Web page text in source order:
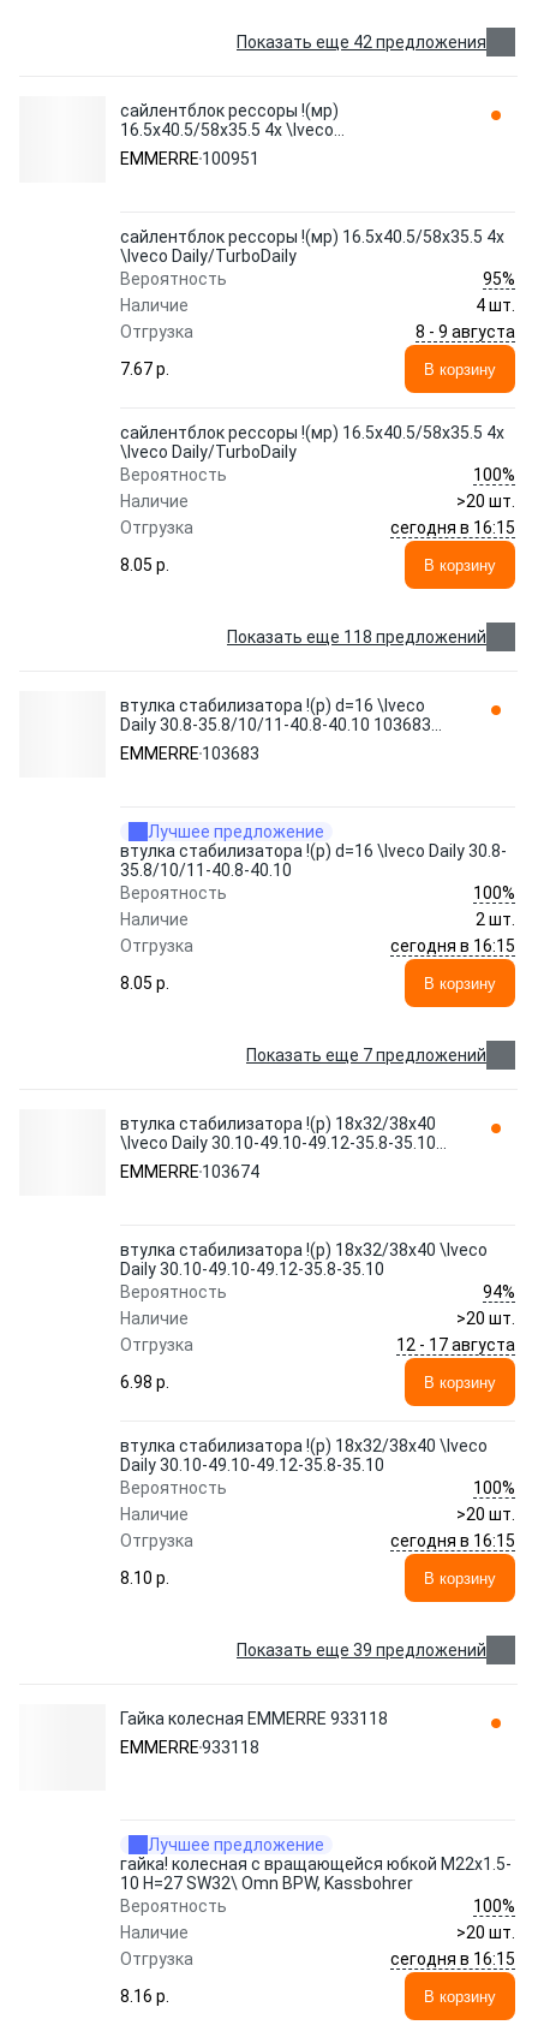
Показать еще 42 предложения
сайлентблок рессоры !(мр)
16.5x40.5/58x35.5 4x \Iveco
Daily/TurboDaily 100951 EMMERRE
EMMERRE 100951
сайлентблок рессоры !(мр) 16.5x40.5/58x35.5 4x
\Iveco Daily/TurboDaily
Вероятность
95%
Наличие
4 шт.
Отгрузка
8 - 9 августа
7.67 p.
В корзину
сайлентблок рессоры !(мр) 16.5x40.5/58x35.5 4x
\Iveco Daily/TurboDaily
Вероятность
100%
Наличие
>20 шт.
Отгрузка
сегодня в 16:15
8.05 p.
В корзину
Показать еще 118 предложений
втулка стабилизатора !(р) d=16 \Iveco
Daily 30.8-35.8/10/11-40.8-40.10 103683
EMMERRE
EMMERRE 103683
Лучшее предложение
втулка стабилизатора !(р) d=16 \Iveco Daily 30.8-
35.8/10/11-40.8-40.10
Вероятность
100%
Наличие
2 шт.
Отгрузка
сегодня в 16:15
8.05 p.
В корзину
Показать еще 7 предложений
втулка стабилизатора !(р) 18x32/38x40
\Iveco Daily 30.10-49.10-49.12-35.8-35.10
103674 EMMERRE
EMMERRE 103674
втулка стабилизатора !(р) 18x32/38x40 \Iveco
Daily 30.10-49.10-49.12-35.8-35.10
Вероятность
94%
Наличие
>20 шт.
Отгрузка
12 - 17 августа
6.98 p.
В корзину
втулка стабилизатора !(р) 18x32/38x40 \Iveco
Daily 30.10-49.10-49.12-35.8-35.10
Вероятность
100%
Наличие
>20 шт.
Отгрузка
сегодня в 16:15
8.10 p.
В корзину
Показать еще 39 предложений
Гайка колесная EMMERRE 933118
EMMERRE933118
Лучшее предложение
гайка! колесная с вращающейся юбкой M22x1.5-
10 H=27 SW32\ Omn BPW, Kassbohrer
Вероятность
100%
Наличие
>20 шт.
Отгрузка
сегодня в 16:15
8.16 p.
В корзину